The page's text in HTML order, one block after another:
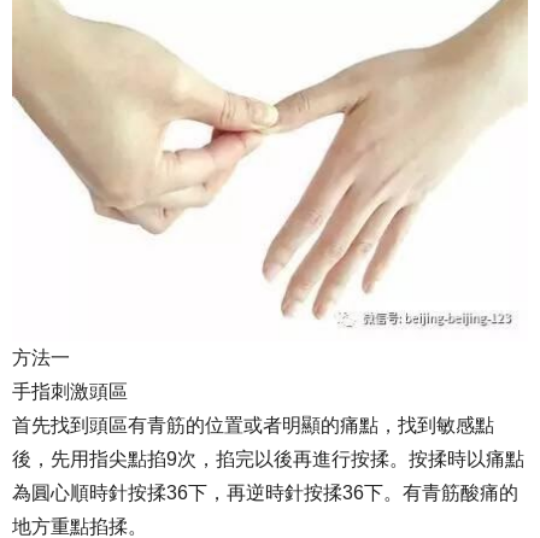
方法一
手指刺激頭區
首先找到頭區有青筋的位置或者明顯的痛點，找到敏感點
後，先用指尖點掐9次，掐完以後再進行按揉。按揉時以痛點
為圓心順時針按揉36下，再逆時針按揉36下。有青筋酸痛的
地方重點掐揉。